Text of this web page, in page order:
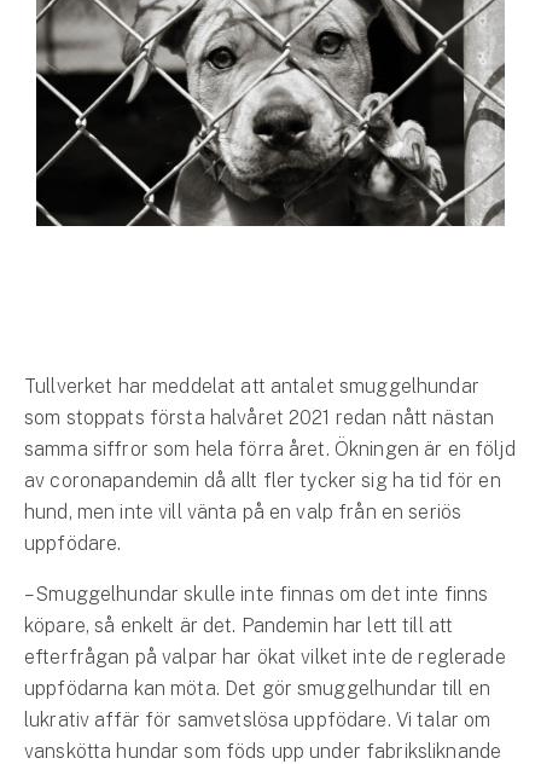
Båt
Båtförsäkring
Märkesförsäkringar
Vattenskoterförsäkring
Djurförsäkring
Hem & hus
Hemförsäkring
Villaförsäkring
Bostadsrättsförsäkring
Tullverket har meddelat att antalet smuggelhundar
som stoppats första halvåret 2021 redan nått nästan
samma siffror som hela förra året. Ökningen är en följd
av coronapandemin då allt fler tycker sig ha tid för en
hund, men inte vill vänta på en valp från en seriös
uppfödare.
– Smuggelhundar skulle inte finnas om det inte finns
köpare, så enkelt är det. Pandemin har lett till att
efterfrågan på valpar har ökat vilket inte de reglerade
uppfödarna kan möta. Det gör smuggelhundar till en
lukrativ affär för samvetslösa uppfödare. Vi talar om
vanskötta hundar som föds upp under fabriksliknande